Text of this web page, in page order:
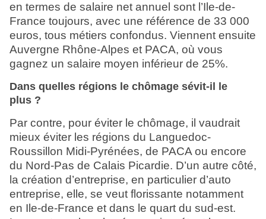
en termes de salaire net annuel sont l’Ile-de-
France toujours, avec une référence de 33 000
euros, tous métiers confondus. Viennent ensuite
Auvergne Rhône-Alpes et PACA, où vous
gagnez un salaire moyen inférieur de 25%.
Dans quelles régions le chômage sévit-il le
plus ?
Par contre, pour éviter le chômage, il vaudrait
mieux éviter les régions du Languedoc-
Roussillon Midi-Pyrénées, de PACA ou encore
du Nord-Pas de Calais Picardie. D’un autre côté,
la création d’entreprise, en particulier d’auto
entreprise, elle, se veut florissante notamment
en Ile-de-France et dans le quart du sud-est.